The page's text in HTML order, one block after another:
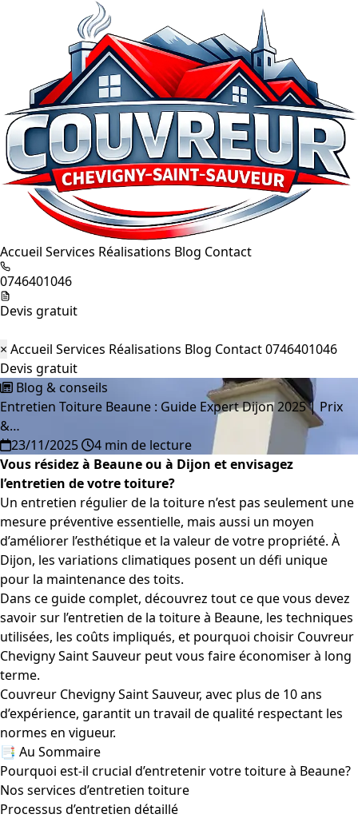
Accueil Services Réalisations Blog Contact
0746401046
Devis gratuit
× Accueil Services Réalisations Blog Contact0746401046
Devis gratuit
Blog & conseils
Entretien Toiture Beaune : Guide Expert Dijon 2025 | Prix
&…
23/11/2025
4 min de lecture
Vous résidez à Beaune ou à Dijon et envisagez
l’entretien de votre toiture?
Un entretien régulier de la toiture n’est pas seulement une
mesure préventive essentielle, mais aussi un moyen
d’améliorer l’esthétique et la valeur de votre propriété. À
Dijon, les variations climatiques posent un défi unique
pour la maintenance des toits.
Dans ce guide complet, découvrez tout ce que vous devez
savoir sur l’entretien de la toiture à Beaune, les techniques
utilisées, les coûts impliqués, et pourquoi choisir Couvreur
Chevigny Saint Sauveur peut vous faire économiser à long
terme.
Couvreur Chevigny Saint Sauveur, avec plus de 10 ans
d’expérience, garantit un travail de qualité respectant les
normes en vigueur.
📑 Au Sommaire
Pourquoi est-il crucial d’entretenir votre toiture à Beaune?
Nos services d’entretien toiture
Processus d’entretien détaillé